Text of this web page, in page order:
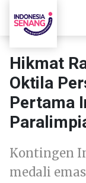
Hikmat
Oktila
Pertama
Kontingen
medali